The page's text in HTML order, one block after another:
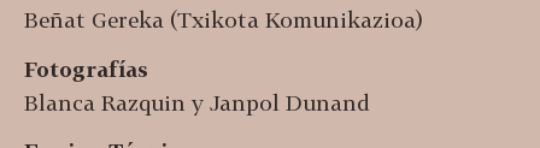
Beñat Gereka (Txikota Komunikazioa)
Fotografías
Blanca Razquin y Janpol Dunand